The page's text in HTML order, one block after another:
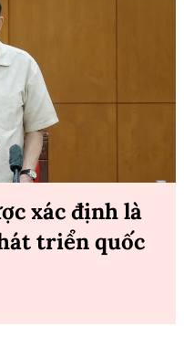
xác định là
triển quốc